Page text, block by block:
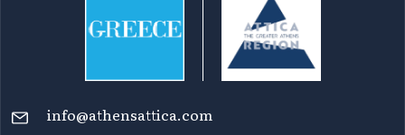
info@athensattica.com